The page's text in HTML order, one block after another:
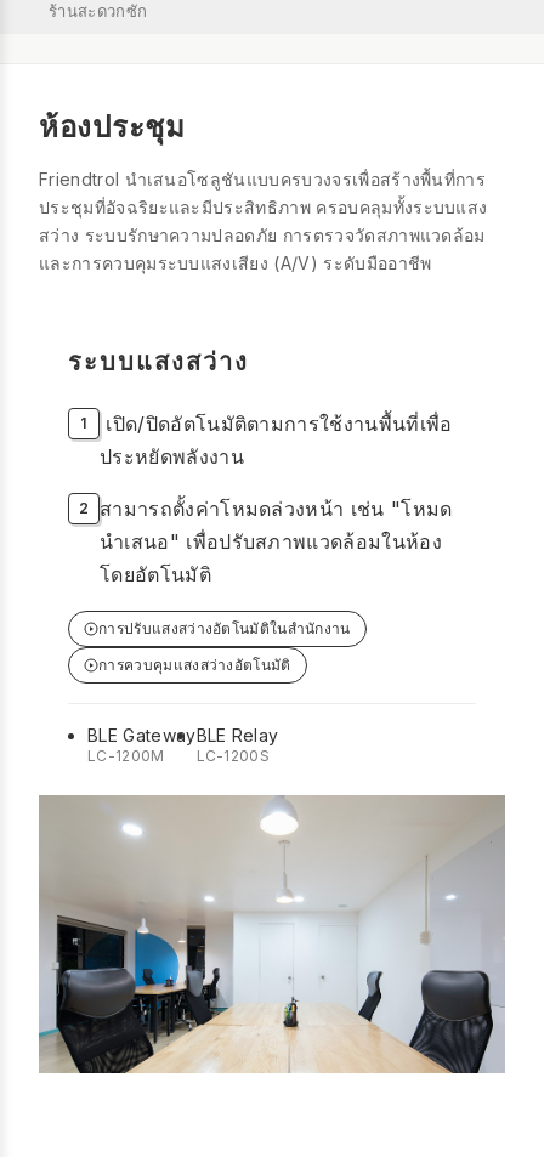
ร้านสะดวกซัก
ห้องประชุม
Friendtrol นำเสนอโซลูชันแบบครบวงจรเพื่อสร้างพื้นที่การ
ประชุมที่อัจฉริยะและมีประสิทธิภาพ ครอบคลุมทั้งระบบแสง
สว่าง ระบบรักษาความปลอดภัย การตรวจวัดสภาพแวดล้อม
และการควบคุมระบบแสงเสียง (A/V) ระดับมืออาชีพ
ระบบแสงสว่าง
เปิด/ปิดอัตโนมัติตามการใช้งานพื้นที่เพื่อ
ประหยัดพลังงาน
สามารถตั้งค่าโหมดล่วงหน้า เช่น "โหมด
นำเสนอ" เพื่อปรับสภาพแวดล้อมในห้อง
โดยอัตโนมัติ
การปรับแสงสว่างอัตโนมัติในสำนักงาน
การควบคุมแสงสว่างอัตโนมัติ
BLE Gateway
LC-1200M
BLE Relay
LC-1200S